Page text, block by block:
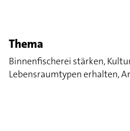
Thema
Binnenfischerei stärken,
Lebensraumtypen erhalten,